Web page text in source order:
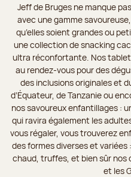
Jeff de Bruges ne manque
avec une gamme
qu’elles soient grandes ou
une collection de snacking
ultra réconfortante. Nos
au rendez-vous pour des
des inclusions originales et
d’Équateur, de Tanzanie ou
nos savoureux enfantillages :
qui ravira également les
vous régaler, vous trouverez
des formes diverses et
chaud, truffes, et bien sûr nos
et les